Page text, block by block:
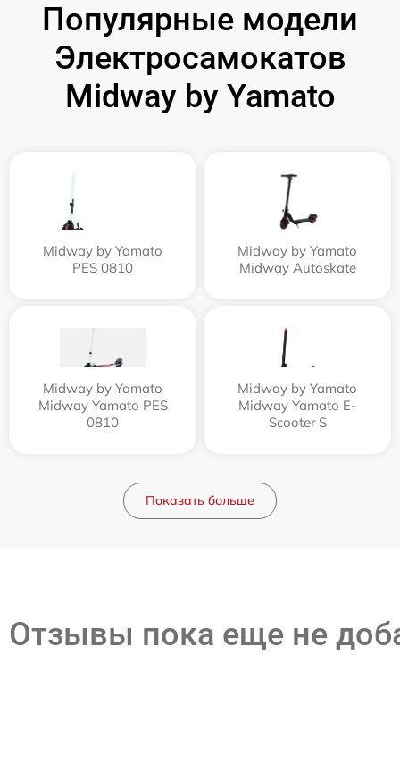
Популярные модели
Электросамокатов
Midway by Yamato
Midway by Yamato
PES 0810
Midway by Yamato
Midway Autoskate
Midway by Yamato
Midway Yamato PES
0810
Midway by Yamato
Midway Yamato E-
Scooter S
Показать больше
Отзывы пока еще не